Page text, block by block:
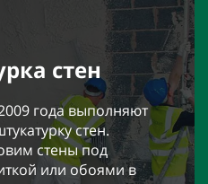
стен
года выполняют
стен.
стены под
или обоями в